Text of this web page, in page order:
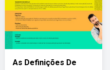
As Definições De